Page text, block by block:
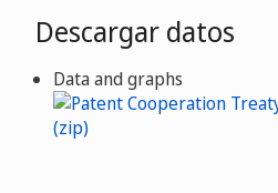
Descargar datos
Data and graphs